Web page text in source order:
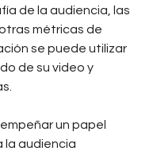
de la audiencia, las
métricas de
se puede utilizar
de su video y
un papel
la audiencia